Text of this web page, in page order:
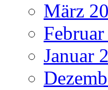
März
Januar